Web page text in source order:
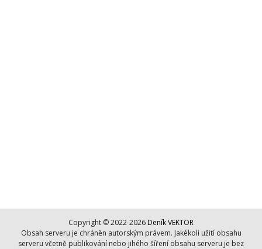
Copyright © 2022-2026 Deník VEKTOR
Obsah serveru je chráněn autorským právem. Jakékoli užití obsahu
serveru včetně publikování nebo jihého šíření obsahu serveru je bez